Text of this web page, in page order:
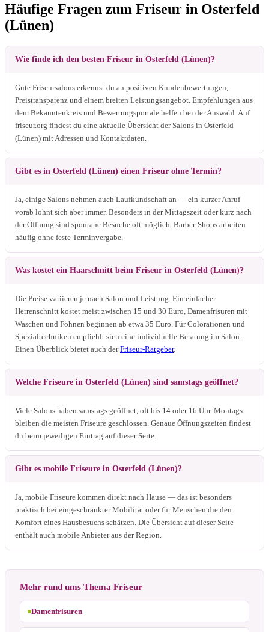
Häufige Fragen zum Friseur in Osterfeld
(Lünen)
Wie finde ich den besten Friseur in Osterfeld (Lünen)?
Gute Friseursalons erkennst du an positiven Kundenbewertungen,
Preistransparenz und einem breiten Leistungsangebot. Empfehlungen aus
dem Bekanntenkreis und Bewertungsportale helfen bei der Auswahl. Auf
friseur.org findest du eine aktuelle Übersicht der Salons in Osterfeld
(Lünen) mit Adressen und Kontaktdaten.
Gibt es in Osterfeld (Lünen) einen Friseur ohne Termin?
Ja, einige Salons nehmen auch Laufkundschaft an — ein kurzer Anruf
vorab lohnt sich aber immer. Besonders in der Mittagszeit oder kurz nach
der Öffnung sind spontane Besuche oft möglich. Barber-Shops arbeiten
häufig ohne feste Terminvergabe.
Was kostet ein Haarschnitt beim Friseur in Osterfeld (Lünen)?
Die Preise variieren je nach Salon und Leistung. Ein einfacher
Herrenschnitt kostet meist zwischen 15 und 30 Euro, Damenfrisuren mit
Waschen und Föhnen beginnen ab etwa 35 Euro. Für Colorationen und
Spezialtechniken empfiehlt sich eine individuelle Beratung im Salon.
Einen Überblick bietet auch derFriseur-Ratgeber.
Welche Friseure in Osterfeld (Lünen) sind samstags geöffnet?
Viele Salons haben samstags geöffnet, oft bis 14 oder 16 Uhr. Montags
bleiben die meisten Friseure geschlossen. Genaue Öffnungszeiten findest
du beim jeweiligen Eintrag auf dieser Seite.
Gibt es mobile Friseure in Osterfeld (Lünen)?
Ja, mobile Friseure kommen direkt nach Hause — das ist besonders
praktisch bei eingeschränkter Mobilität oder für Menschen die den
Komfort eines Hausbesuchs schätzen. Die Übersicht auf dieser Seite
enthält auch mobile Anbieter aus der Region.
Mehr rund ums Thema Friseur
Damenfrisuren